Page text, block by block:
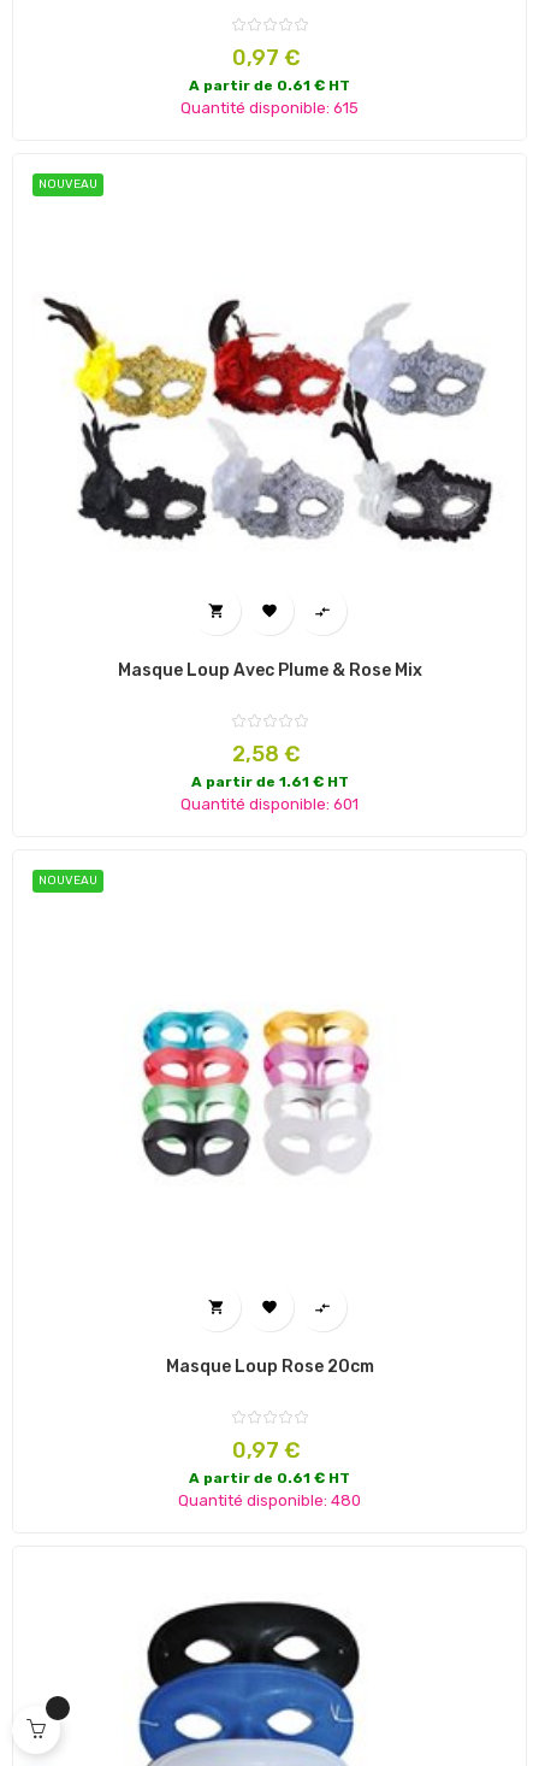
Prix
0,97 €
A partir de 0.61 € HT
Quantité disponible: 615
NOUVEAU
  
Masque Loup Avec Plume & Rose Mix
Prix
2,58 €
A partir de 1.61 € HT
Quantité disponible: 601
NOUVEAU
  
Masque Loup Rose 20cm
Prix
0,97 €
A partir de 0.61 € HT
Quantité disponible: 480